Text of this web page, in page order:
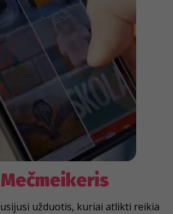
Mečmeikeris
užduotis, kuriai atlikti reikia